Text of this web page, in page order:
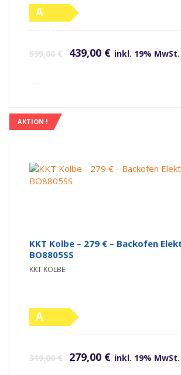
A
599,00€ 439,00 € inkl. 19% MwSt.
inkl. Versandkosten
AKTION !
KKT Kolbe – 279 € – Backofen
BO8805SS
KKT KOLBE
A
319,00€ 279,00 € inkl. 19% MwSt.